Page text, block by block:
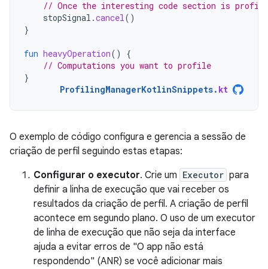
// Once the interesting code section is
stopSignal .cancel()
}
fun heavyOperation()
{
// Computations you want to profile
}
ProfilingManagerKotlinSnippets. kt
O exemplo de código configura e gerencia a sessão de
criação de perfil seguindo estas etapas:
Configurar o executor. Crie um Executor para
definir a linha de execução que vai receber os
resultados da criação de perfil. A criação de perfil
acontece em segundo plano. O uso de um executor
de linha de execução que não seja da interface
ajuda a evitar erros de "O app não está
respondendo" (ANR) se você adicionar mais